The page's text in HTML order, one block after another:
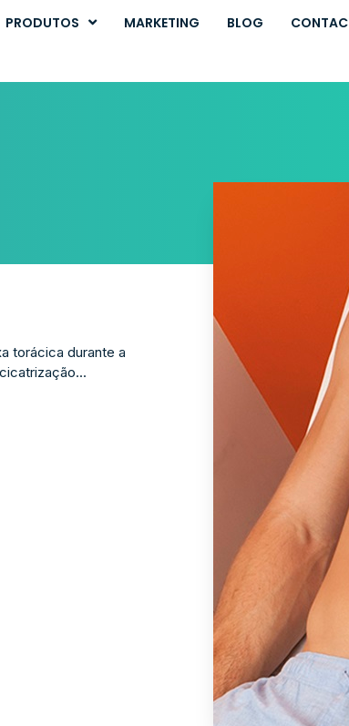
PRODUTOS MARKETING BLOG
torácica durante a